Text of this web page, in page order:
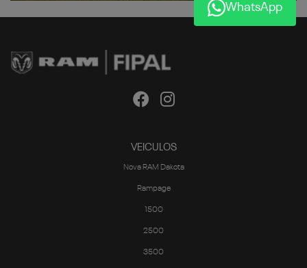
VEICULOS
Nova RAM Dakota
Rampage
1500
2500
3500
WhatsApp